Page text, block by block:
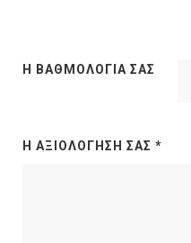
Η ΒΑΘΜΟΛΟΓΊΑ ΣΑΣ
Η ΑΞΙΟΛΌΓΗΣΉ ΣΑΣ *